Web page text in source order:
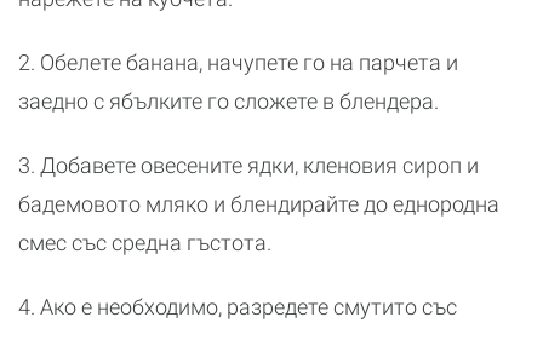
2. Обелете банана, начупете го на парчета и
заедно с ябълките го сложете в блендера.
3. Добавете овесените ядки, кленовия сироп и
бадемовото мляко и блендирайте до еднородна
смес със средна гъстота.
4. Ако е необходимо, разредете смутито със